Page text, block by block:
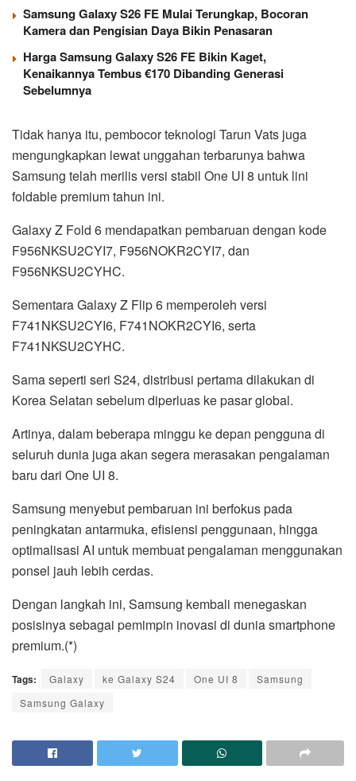
Samsung Galaxy S26 FE Mulai Terungkap, Bocoran
Kamera dan Pengisian Daya Bikin Penasaran
Harga Samsung Galaxy S26 FE Bikin Kaget,
Kenaikannya Tembus €170 Dibanding Generasi
Sebelumnya
Tidak hanya itu, pembocor teknologi Tarun Vats juga
mengungkapkan lewat unggahan terbarunya bahwa
Samsung telah merilis versi stabil One UI 8 untuk lini
foldable premium tahun ini.
Galaxy Z Fold 6 mendapatkan pembaruan dengan kode
F956NKSU2CYI7, F956NOKR2CYI7, dan
F956NKSU2CYHC.
Sementara Galaxy Z Flip 6 memperoleh versi
F741NKSU2CYI6, F741NOKR2CYI6, serta
F741NKSU2CYHC.
Sama seperti seri S24, distribusi pertama dilakukan di
Korea Selatan sebelum diperluas ke pasar global.
Artinya, dalam beberapa minggu ke depan pengguna di
seluruh dunia juga akan segera merasakan pengalaman
baru dari One UI 8.
Samsung menyebut pembaruan ini berfokus pada
peningkatan antarmuka, efisiensi penggunaan, hingga
optimalisasi AI untuk membuat pengalaman menggunakan
ponsel jauh lebih cerdas.
Dengan langkah ini, Samsung kembali menegaskan
posisinya sebagai pemimpin inovasi di dunia smartphone
premium.(*)
Tags: Galaxy ke Galaxy S24 One UI 8
Samsung
Samsung Galaxy